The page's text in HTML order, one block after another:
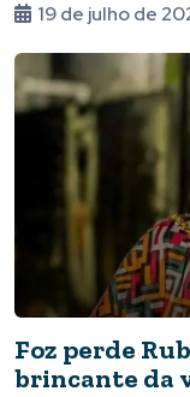
19 de julho de
Foz perde
brincante da